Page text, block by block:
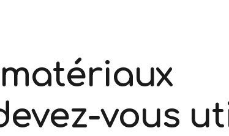
vous